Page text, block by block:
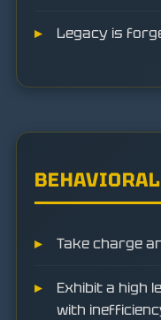
Legacy is
Take charge
Exhibit a high
with